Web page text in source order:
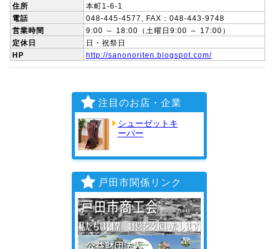
住所
本町1-6-1
電話
048-445-4577, FAX：048-443-9748
営業時間
9:00 ～ 18:00（土曜日9:00 ～ 17:00）
定休日
日・祝祭日
HP
http://sanonoriten.blogspot.com/
注目のお店・企業
シューゼットキ
ーパー
戸田市関係リンク